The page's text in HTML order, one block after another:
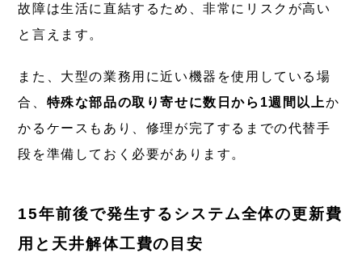
故障は生活に直結するため、非常にリスクが高い
と言えます。
また、大型の業務用に近い機器を使用している場
合、 特殊な部品の取り寄せに数日から1週間以上か
かるケースもあり、修理が完了するまでの代替手
段を準備しておく必要があります。
15年前後で発生するシステム全体の更新費
用と天井解体工費の目安